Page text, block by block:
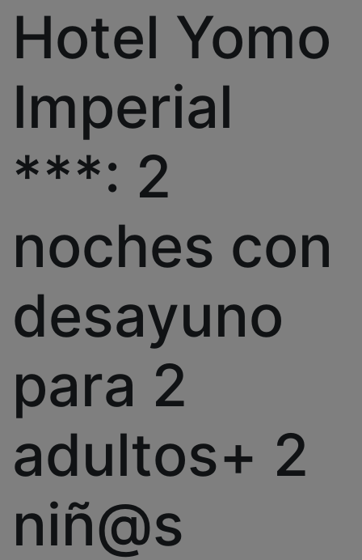
Hotel Yomo
Imperial
***: 2
noches con
desayuno
para 2
adultos+ 2
niñ@s